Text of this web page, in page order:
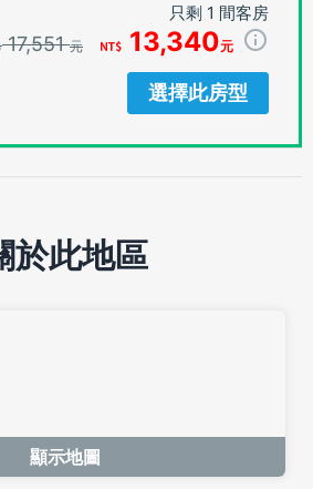
只剩 1 間客房
17,551元 13,340元
選擇此房型
於此地區
顯示地圖